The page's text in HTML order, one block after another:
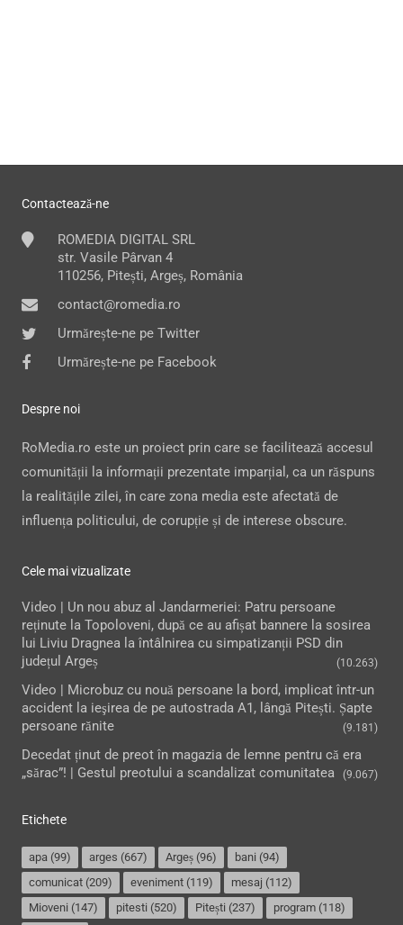
Contactează-ne
ROMEDIA DIGITAL SRL
str. Vasile Pârvan 4
110256, Pitești, Argeș, România
contact@romedia.ro
Urmărește-ne pe Twitter
Urmărește-ne pe Facebook
Despre noi
RoMedia.ro este un proiect prin care se facilitează accesul
comunității la informații prezentate imparțial, ca un răspuns
la realitățile zilei, în care zona media este afectată de
influența politicului, de corupție și de interese obscure.
Cele mai vizualizate
Video | Un nou abuz al Jandarmeriei: Patru persoane
reținute la Topoloveni, după ce au afișat bannere la sosirea
lui Liviu Dragnea la întâlnirea cu simpatizanții PSD din
județul Argeș
(10.263)
Video | Microbuz cu nouă persoane la bord, implicat într-un
accident la ieşirea de pe autostrada A1, lângă Pitești. Șapte
persoane rănite
(9.181)
Decedat ținut de preot în magazia de lemne pentru că era
„sărac”! | Gestul preotului a scandalizat comunitatea
(9.067)
Etichete
apa (99) arges (667) Argeș (96) bani (94)
comunicat (209) eveniment (119) mesaj (112)
Mioveni (147) pitesti (520) Pitești (237) program (118)